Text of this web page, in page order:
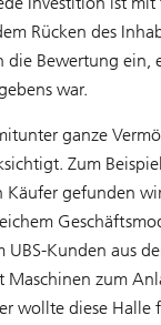
Rücken des
Bewertung ein,
war.
ganze
Zum
Käufer gefunden
UBS-Kunden aus
Maschinen zum
wollte diese Halle